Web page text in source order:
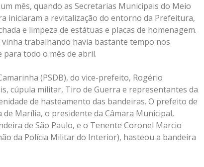
mês, quando as Secretarias Municipais do Meio
iniciaram a revitalização do entorno da Prefeitura,
e limpeza de estátuas e placas de homenagem.
trabalhando havia bastante tempo nos
todo o mês de abril.
(PSDB), do vice-prefeito, Rogério
cúpula militar, Tiro de Guerra e representantes da
de hasteamento das bandeiras. O prefeito de
Marília, o presidente da Câmara Municipal,
de São Paulo, e o Tenente Coronel Marcio
da Polícia Militar do Interior), hasteou a bandeira